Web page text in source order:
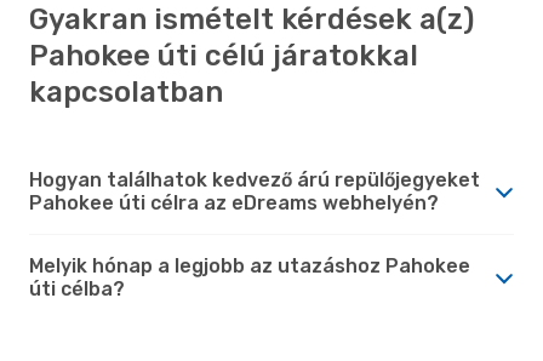
Gyakran ismételt kérdések a(z)
Pahokee úti célú járatokkal
kapcsolatban
Hogyan találhatok kedvező árú repülőjegyeket
Pahokee úti célra az eDreams webhelyén?
Melyik hónap a legjobb az utazáshoz Pahokee
úti célba?